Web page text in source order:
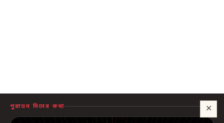
✕
পুরাতন দিনের কথা